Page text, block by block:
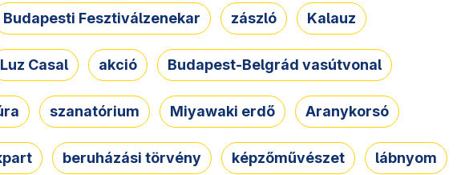
Budapesti Fesztiválzenekar zászló Kalauz
Luz Casal akció Budapest-Belgrád vasútvonal
szanatórium Miyawaki erdő Aranykorsó
beruházási törvény képzőművészet lábnyom